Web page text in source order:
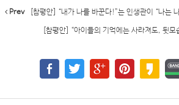
Prev [참평안] “내가 나를 바꾼다!”는 인생관이 “나는
[참평안] “아이들의 기억에는 사라져도, 뒷모